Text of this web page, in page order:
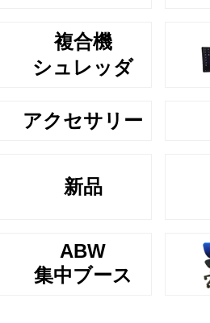
複合機
シュレッダ
アクセサリー
新品
ABW
集中ブース